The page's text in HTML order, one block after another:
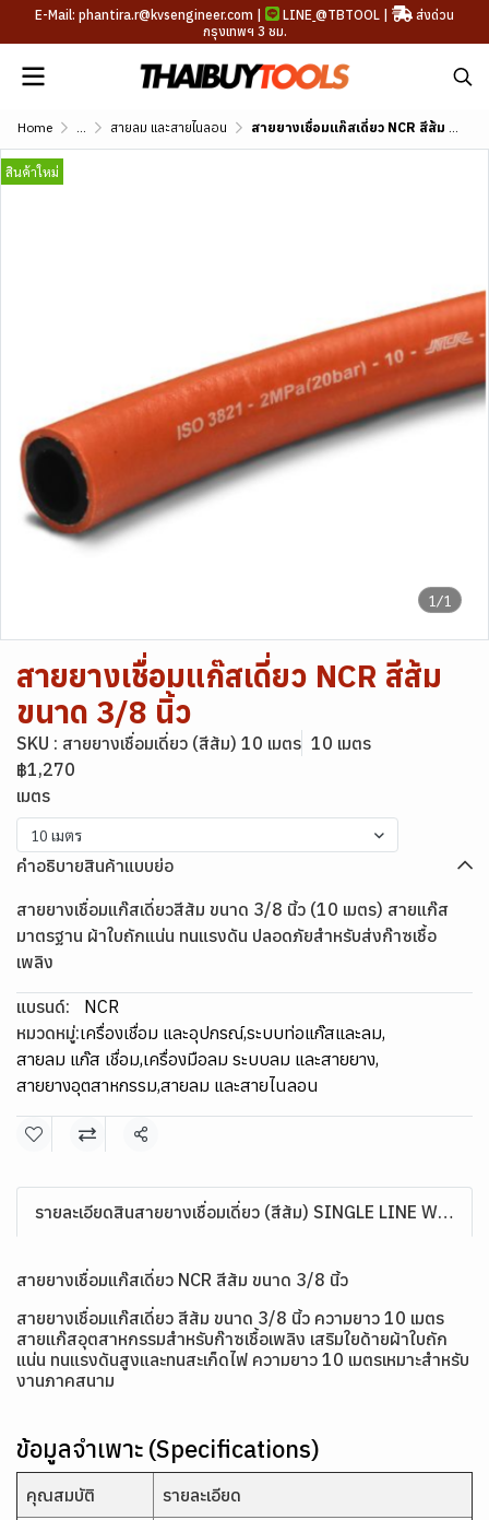
E-Mail: phantira.r@kvsengineer.com | LINE @TBTOOL |
ส่งด่วน
กรุงเทพฯ 3 ชม.
Home ... สายลม และสายไนลอน สายยางเชื่อมแก๊สเดี่ยว NCR สีส้ม ขนาด 3/8 นิ้ว
1/1
สินค้าใหม่
สายยางเชื่อมแก๊สเดี่ยว NCR สีส้ม
ขนาด 3/8 นิ้ว
SKU : สายยางเชื่อมเดี่ยว (สีส้ม) 10 เมตร 10 เมตร
฿1,270
เมตร
10 เมตร
คำอธิบายสินค้าแบบย่อ
สายยางเชื่อมแก๊สเดี่ยวสีส้ม ขนาด 3/8 นิ้ว (10 เมตร) สายแก๊ส
มาตรฐาน ผ้าใบถักแน่น ทนแรงดัน ปลอดภัยสำหรับส่งก๊าซเชื้อ
เพลิง
แบรนด์:
NCR
หมวดหมู่:เครื่องเชื่อม และอุปกรณ์,ระบบท่อแก๊สและลม,
สายลม แก๊ส เชื่อม,เครื่องมือลม ระบบลม และสายยาง,
สายยางอุตสาหกรรม,สายลม และสายไนลอน
แชร์
รายละเอียดสินสายยางเชื่อมเดี่ยว (สีส้ม) SINGLE LINE WELDING HOSEค้า
สายยางเชื่อมแก๊สเดี่ยว NCR สีส้ม ขนาด 3/8 นิ้ว
สายยางเชื่อมแก๊สเดี่ยว สีส้ม ขนาด 3/8 นิ้ว ความยาว 10 เมตร
สายแก๊สอุตสาหกรรมสำหรับก๊าซเชื้อเพลิง เสริมใยด้ายผ้าใบถัก
แน่น ทนแรงดันสูงและทนสะเก็ดไฟ ความยาว 10 เมตรเหมาะสำหรับ
งานภาคสนาม
ข้อมูลจำเพาะ (Specifications)
คุณสมบัติ รายละเอียด